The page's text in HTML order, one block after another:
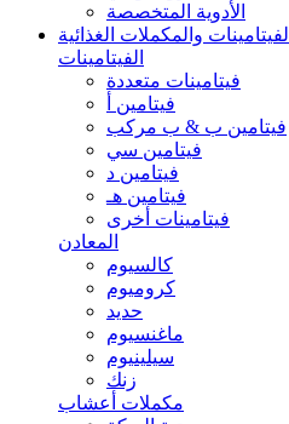
الأدوية المتخصصة
الفيتامينات والمكملات الغذائية
الفيتامينات
فيتامينات متعددة
فيتامين أ
فيتامين ب & ب مركب
فيتامين سي
فيتامين د
فيتامين هـ
فيتامينات أخرى
المعادن
كالسيوم
كروميوم
حديد
ماغنسيوم
سيلينيوم
زنك
مكملات أعشاب